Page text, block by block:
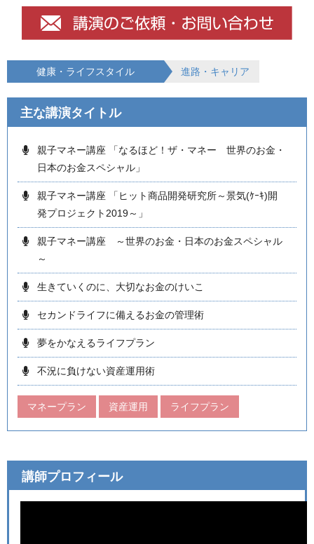
健康・ライフスタイル 進路・キャリア
主な講演タイトル
親子マネー講座 「なるほど！ザ・マネー 世界のお金・
日本のお金スペシャル」
親子マネー講座 「ヒット商品開発研究所～景気(ｹｰｷ)開
発プロジェクト2019～」
親子マネー講座 ～世界のお金・日本のお金スペシャル
～
生きていくのに、大切なお金のけいこ
セカンドライフに備えるお金の管理術
夢をかなえるライフプラン
不況に負けない資産運用術
マネープラン 資産運用 ライフプラン
講師プロフィール